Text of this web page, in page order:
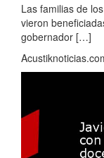
Las familias de
vieron
gobernador […]